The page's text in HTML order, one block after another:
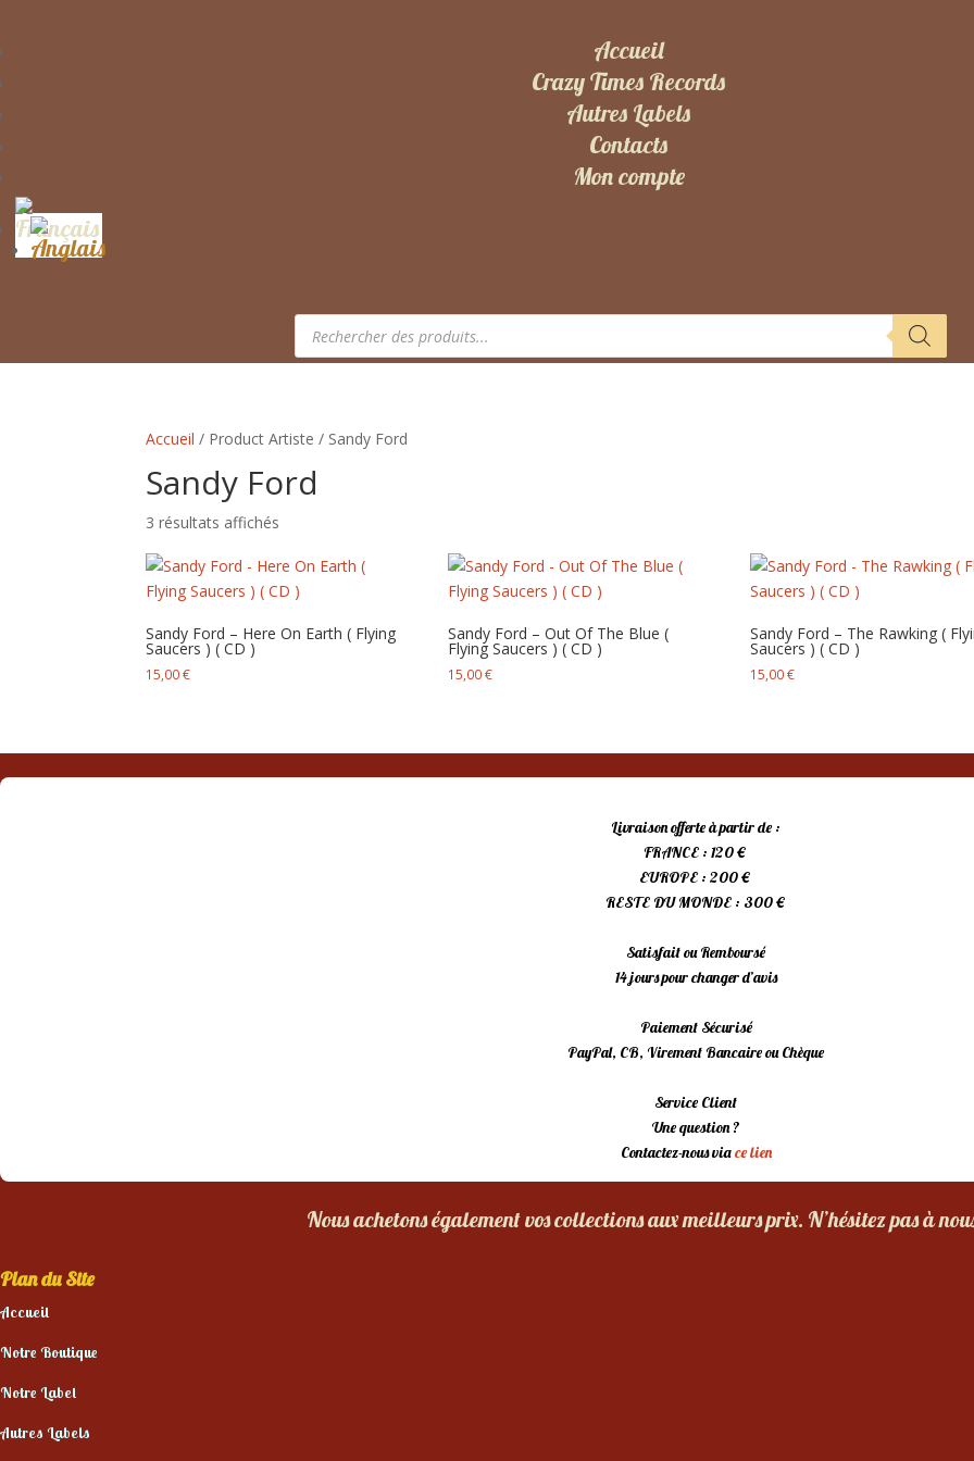
Accueil
Crazy Times Records
Autres Labels
Contacts
Mon compte
Recherche
produits
Accueil / Product Artiste / Sandy Ford
Sandy Ford
3 résultats affichés
plus
récent
plus
Sandy Ford – Here On Earth ( Flying
Saucers ) ( CD )
15,00€
Sandy Ford – Out Of The Blue (
Flying Saucers ) ( CD )
15,00€
Sandy Ford – The Rawking (
Saucers ) ( CD )
15,00€
Livraison offerte à partir de :
FRANCE : 120 €
EUROPE : 200 €
RESTE DU MONDE : 300 €
Satisfait ou Remboursé
14 jours pour changer d’avis
Paiement Sécurisé
PayPal, CB, Virement Bancaire ou Chèque
Service Client
Une question ?
Contactez-nous viace lien
Nous achetons également vos collections aux meilleurs prix. N’hésitez pas à
Plan du Site
Accueil
Notre Boutique
Notre Label
Autres Labels